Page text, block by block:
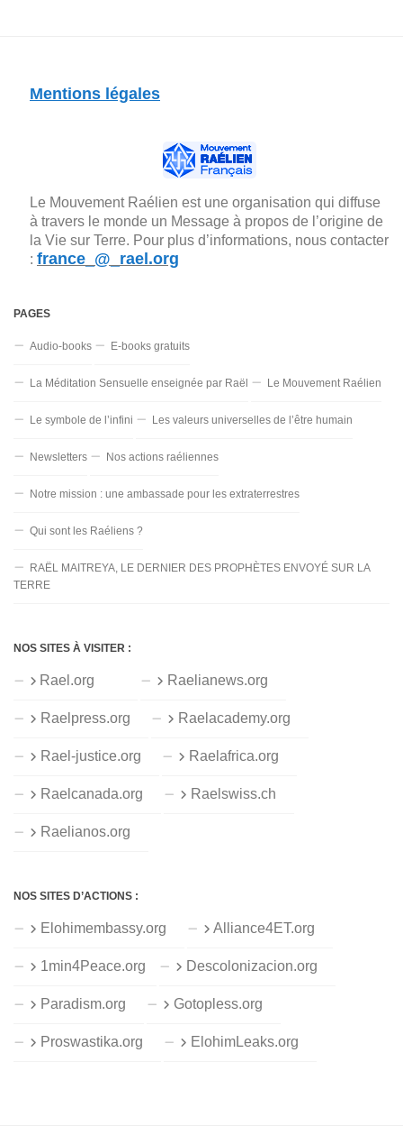
Mentions légales
Le Mouvement Raélien est une organisation qui diffuse
à travers le monde un Message à propos de l’origine de
la Vie sur Terre. Pour plus d’informations, nous contacter
: france_@_rael.org
PAGES
Audio-books E-books gratuits
La Méditation Sensuelle enseignée par Raël Le Mouvement Raélien
Le symbole de l’infini Les valeurs universelles de l’être humain
Newsletters Nos actions raéliennes
Notre mission : une ambassade pour les extraterrestres
Qui sont les Raéliens ?
RAËL MAITREYA, LE DERNIER DES PROPHÈTES ENVOYÉ SUR LA
TERRE
NOS SITES À VISITER :
Rael.org Raelianews.org
Raelpress.org Raelacademy.org
Rael-justice.org Raelafrica.org
Raelcanada.org Raelswiss.ch
Raelianos.org
NOS SITES D’ACTIONS :
Elohimembassy.org Alliance4ET.org
1min4Peace.org Descolonizacion.org
Paradism.org Gotopless.org
Proswastika.org ElohimLeaks.org